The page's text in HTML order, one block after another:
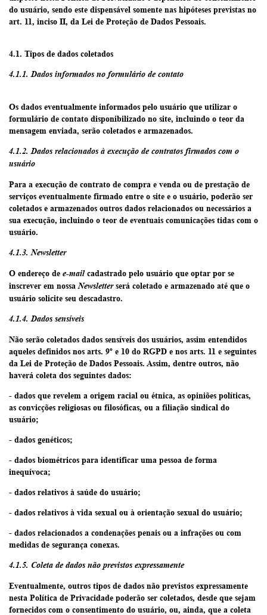
do usuário, sendo este dispensável somente nas hipóteses previstas no
art. 11, inciso II, da Lei de Proteção de Dados Pessoais.
4.1. Tipos de dados coletados
4.1.1. Dados informados no formulário de contato
Os dados eventualmente informados pelo usuário que utilizar o
formulário de contato disponibilizado no site, incluindo o teor da
mensagem enviada, serão coletados e armazenados.
4.1.2. Dados relacionados à execução de contratos firmados com o
usuário
Para a execução de contrato de compra e venda ou de prestação de
serviços eventualmente firmado entre o site e o usuário, poderão ser
coletados e armazenados outros dados relacionados ou necessários a
sua execução, incluindo o teor de eventuais comunicações tidas com o
usuário.
4.1.3. Newsletter
O endereço de e-mailcadastrado pelo usuário que optar por se
inscrever em nossa Newsletterserá coletado e armazenado até que o
usuário solicite seu descadastro.
4.1.4. Dados sensíveis
Não serão coletados dados sensíveis dos usuários, assim entendidos
aqueles definidos nos arts. 9º e 10 do RGPD e nos arts. 11 e seguintes
da Lei de Proteção de Dados Pessoais. Assim, dentre outros, não
haverá coleta dos seguintes dados:
- dados que revelem a origem racial ou étnica, as opiniões políticas,
as convicções religiosas ou filosóficas, ou a filiação sindical do
usuário;
- dados genéticos;
- dados biométricos para identificar uma pessoa de forma
inequívoca;
- dados relativos à saúde do usuário;
- dados relativos à vida sexual ou à orientação sexual do usuário;
- dados relacionados a condenações penais ou a infrações ou com
medidas de segurança conexas.
4.1.5. Coleta de dados não previstos expressamente
Eventualmente, outros tipos de dados não previstos expressamente
nesta Política de Privacidade poderão ser coletados, desde que sejam
fornecidos com o consentimento do usuário, ou, ainda, que a coleta